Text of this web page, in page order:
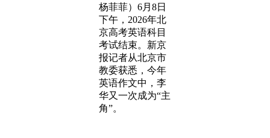
杨菲菲）6月8日
下午，2026年北
京高考英语科目
考试结束。新京
报记者从北京市
教委获悉，今年
英语作文中，李
华又一次成为“主
角”。